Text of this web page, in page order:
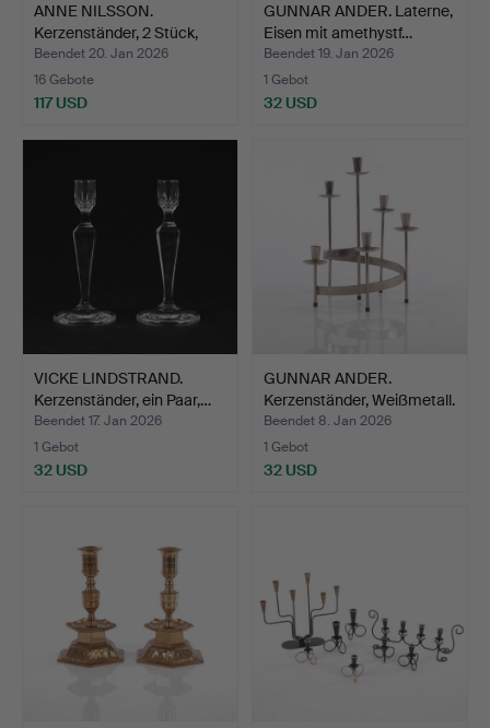
ANNE NILSSON.
Kerzenständer, 2 Stück,
„Cel…
Beendet 20. Jan 2026
16 Gebote
117 USD
GUNNAR ANDER. Laterne,
Eisen mit amethystf…
Beendet 19. Jan 2026
1 Gebot
32 USD
VICKE LINDSTRAND.
Kerzenständer, ein Paar,…
Beendet 17. Jan 2026
1 Gebot
32 USD
GUNNAR ANDER.
Kerzenständer, Weißmetall.
Beendet 8. Jan 2026
1 Gebot
32 USD